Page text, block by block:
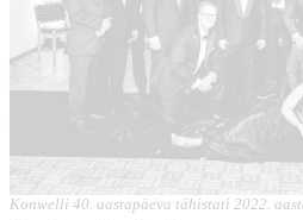
Konwelli 40. aastapäeva tähistati 2022.